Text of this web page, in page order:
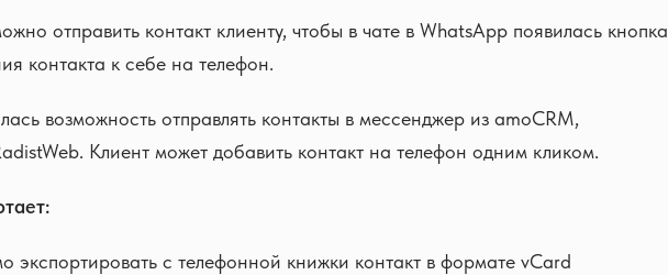
отправить контакт клиенту, чтобы в чате в WhatsApp появилась кнопка
контакта к себе на телефон.
возможность отправлять контакты в мессенджер из amoCRM,
Клиент может добавить контакт на телефон одним кликом.
экспортировать с телефонной книжки контакт в формате vCard